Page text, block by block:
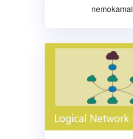
nemokamai